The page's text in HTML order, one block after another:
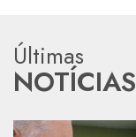
Últimas
NOTÍCIAS